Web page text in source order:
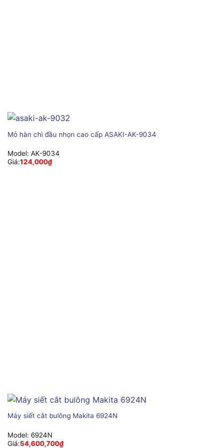
Mỏ hàn chì đầu nhọn cao cấp ASAKI-AK-9034
Model: AK-9034
Giá:124,000₫
Máy siết cắt bulông Makita 6924N
Model: 6924N
Giá:54,600,700₫